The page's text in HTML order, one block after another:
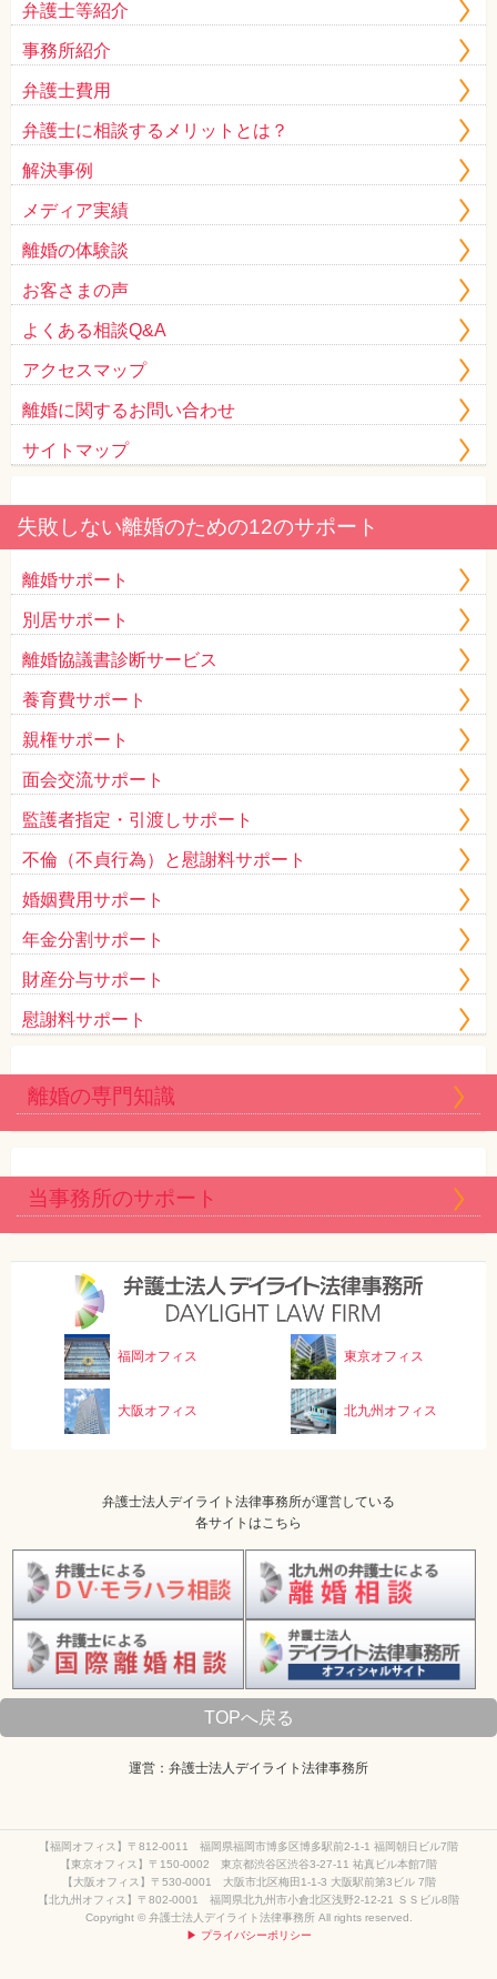
弁護士等紹介
事務所紹介
弁護士費用
弁護士に相談するメリットとは？
解決事例
メディア実績
離婚の体験談
お客さまの声
よくある相談Q&A
アクセスマップ
離婚に関するお問い合わせ
サイトマップ
失敗しない離婚のための12のサポート
離婚サポート
別居サポート
離婚協議書診断サービス
養育費サポート
親権サポート
面会交流サポート
監護者指定・引渡しサポート
不倫（不貞行為）と慰謝料サポート
婚姻費用サポート
年金分割サポート
財産分与サポート
慰謝料サポート
離婚の専門知識
当事務所のサポート
福岡オフィス 東京オフィス
大阪オフィス 北九州オフィス
弁護士法人デイライト法律事務所が運営している
各サイトはこちら
TOPへ戻る
運営：弁護士法人デイライト法律事務所
【福岡オフィス】〒812-0011 福岡県福岡市博多区博多駅前2-1-1 福岡朝日ビル7階
【東京オフィス】〒150-0002 東京都渋谷区渋谷3-27-11 祐真ビル本館7階
【大阪オフィス】〒530-0001 大阪市北区梅田1-1-3 大阪駅前第3ビル 7階
【北九州オフィス】〒802-0001 福岡県北九州市小倉北区浅野2-12-21 ＳＳビル8階
Copyright © 弁護士法人デイライト法律事務所 All rights reserved.
▶ プライバシーポリシー